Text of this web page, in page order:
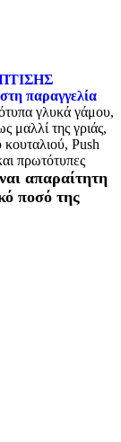
παραγγελία
γλυκά γάμου,
μαλλί της γριάς,
κουταλιού, Push
πρωτότυπες
απαραίτητη
ποσό της